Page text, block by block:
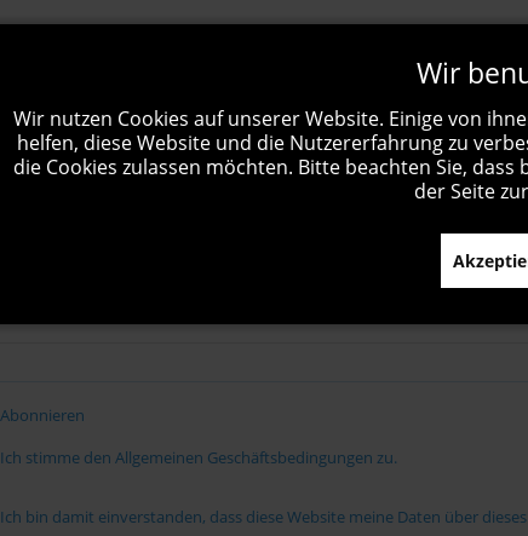
Abonnieren
Ich stimme den Allgemeinen Geschäftsbedingungen zu.
Ich bin damit einverstanden, dass diese Website meine Daten über
Wir
Wir nutzen Cookies auf unserer Website. Einige von
helfen, diese Website und die Nutzererfahrung zu
die Cookies zulassen möchten. Bitte beachten Sie,
der Seite